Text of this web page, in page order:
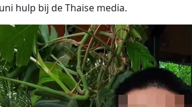
hulp bij de Thaise media.